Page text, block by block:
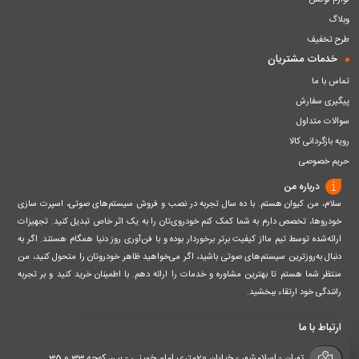
وبلاگ
طرح تخفیف
خدمات مشتریان
تماس با ما
پیگیری سفارش
سوالات متداول
رویه بازگردانی کالا
حریم خصوصی
درباره من
سلام، من کیوان هستم. با ده سال تجربه در نصب و فروش سیستم‌های صوتی، اسپرت سازی
خودروها، تخصص دارم به شما کمک کنم خودروی‌تان را به یک اثر خاص تبدیل کنید. تجهیزات
ارائه‌شده توسط تیم مااز کیفیت برتر برخوردار بوده و با فن‌آوری روز دنیا همگام هستند. اگر به
دنبال به‌روزترین سیستم‌های صوتی باشید، اگر می‌خواهید ظاهر خودروتان را متحول کنید، من
منتظر شما هستم تا بهترین مشاوره و خدمات را ارائه دهم. با اطمینان خرید کنید و بر تجربه
رانندگی خود ارتقاء ببخشید.
ارتباط با ما